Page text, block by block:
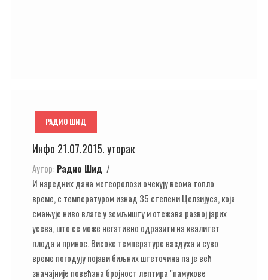
РАДИО ШИД
Инфо 21.07.2015. уторак
Аутор: Радио Шид
И наредних дана метеоролози очекују веома топло
време, с температуром изнад 35 степени Целзијуса, која
смањује ниво влаге у земљишту и отежава развој јарих
усева, што се може негативно одразити на квалитет
плода и принос. Високе температуре ваздуха и суво
време погодују појави биљних штеточина па је већ
значајније повећана бројност лептира "памукове